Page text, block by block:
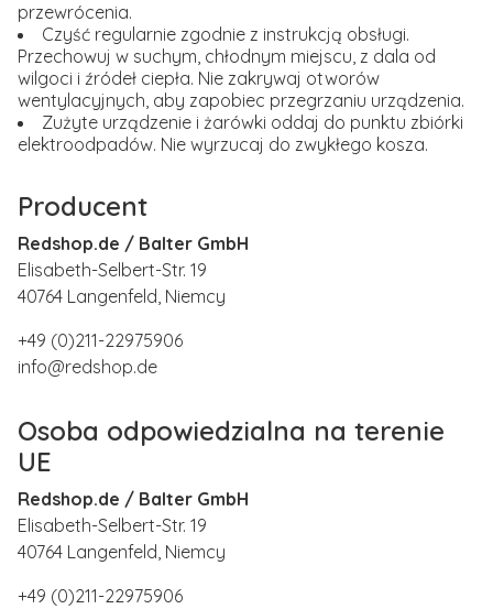
przewrócenia.
Czyść regularnie zgodnie z instrukcją obsługi.
Przechowuj w suchym, chłodnym miejscu, z dala od
wilgoci i źródeł ciepła. Nie zakrywaj otworów
wentylacyjnych, aby zapobiec przegrzaniu urządzenia.
Zużyte urządzenie i żarówki oddaj do punktu zbiórki
elektroodpadów. Nie wyrzucaj do zwykłego kosza.
Producent
Redshop.de / Balter GmbH
Elisabeth-Selbert-Str. 19
40764 Langenfeld, Niemcy
+49 (0)211-22975906
info@redshop.de
Osoba odpowiedzialna na terenie
UE
Redshop.de / Balter GmbH
Elisabeth-Selbert-Str. 19
40764 Langenfeld, Niemcy
+49 (0)211-22975906